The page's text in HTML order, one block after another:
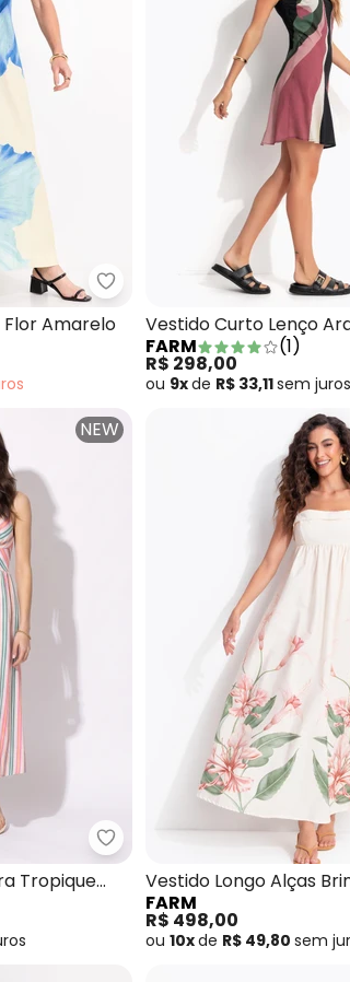
Azul Farm - Vestido Midi Vestida
Flor Amarelo
Vestido Curto Lenço
FARM
(1)
R$ 298,00
ou 9xde R$ 33,11sem juros
Bicolor Azul
NEW
Farm - Vestido Longo Alça
Tropique
Vestido Longo Alças
Princesa Bege
FARM
R$ 498,00
ou 10xde R$ 49,80 sem